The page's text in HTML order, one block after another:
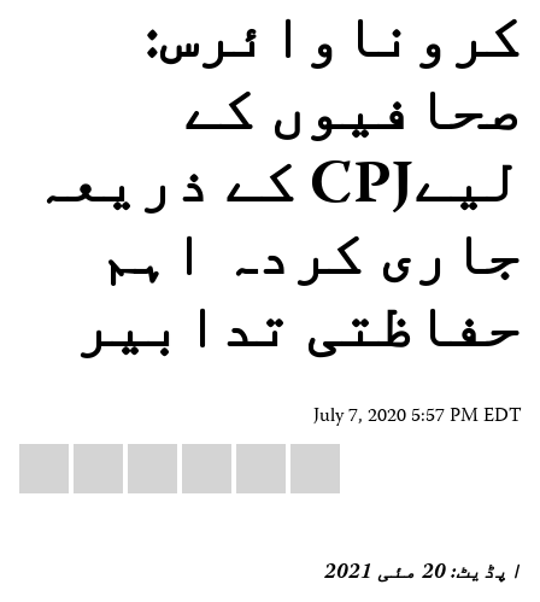
کروناوائرس:
صحافیوں کے
لیےCPJ کے ذریعہ
جاری کردہ اہم
حفاظتی تدابیر
July 7, 2020 5:57 PM EDT
اپڈیٹ: 20 مئی 2021